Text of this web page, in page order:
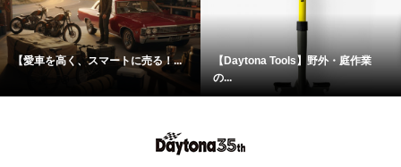
【愛車を高く、スマートに売る！...
【Daytona Tools】野外・庭作業
の...